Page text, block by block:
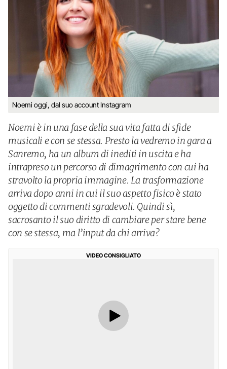
Noemi oggi, dal suo account Instagram
Noemi è in una fase della sua vita fatta di sfide
musicali e con se stessa. Presto la vedremo in gara a
Sanremo, ha un album di inediti in uscita e ha
intrapreso un percorso di dimagrimento con cui ha
stravolto la propria immagine. La trasformazione
arriva dopo anni in cui il suo aspetto fisico è stato
oggetto di commenti sgradevoli. Quindi sì,
sacrosanto il suo diritto di cambiare per stare bene
con se stessa, ma l’input da chi arriva?
VIDEO CONSIGLIATO